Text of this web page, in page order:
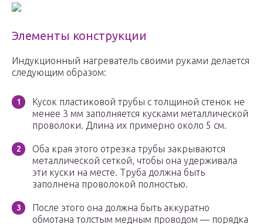
Элементы конструкции
Индукционный нагреватель своими руками делается
следующим образом:
Кусок пластиковой трубы с толщиной стенок не
менее 3 мм заполняется кусками металлической
проволоки. Длина их примерно около 5 см.
Оба края этого отрезка трубы закрываются
металлической сеткой, чтобы она удерживала
эти куски на месте. Труба должна быть
заполнена проволокой полностью.
После этого она должна быть аккуратно
обмотана толстым медным проводом — порядка